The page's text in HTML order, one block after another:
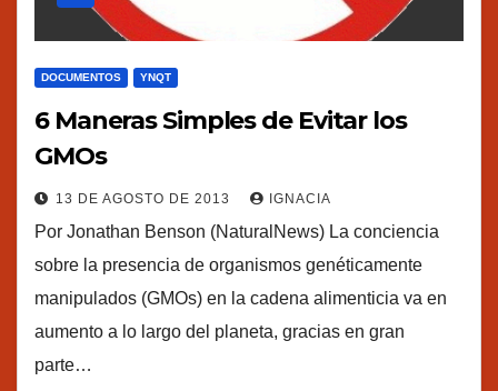
DOCUMENTOS YNQT
6 Maneras Simples de Evitar los
GMOs
13 DE AGOSTO DE 2013 IGNACIA
Por Jonathan Benson (NaturalNews) La conciencia
sobre la presencia de organismos genéticamente
manipulados (GMOs) en la cadena alimenticia va en
aumento a lo largo del planeta, gracias en gran
parte…